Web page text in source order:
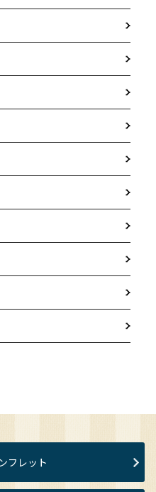
フレット